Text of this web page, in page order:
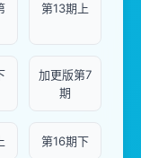
第13期上
加更版第7
期
第16期下